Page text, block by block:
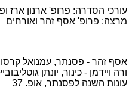
עורכי הסדרה: פרופ' ארנון ארז
מרצה: פרופ' אסף זהר ואורחים
אסף זהר - פסנתר, עמנואל
ורה ויידמן - כינור, יונתן
עונות השנה לפסנתר, אופ. 37